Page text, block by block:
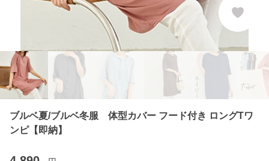
ブルベ夏/ブルベ冬服 体型カバー フード付き ロングTワ
ンピ【即納】